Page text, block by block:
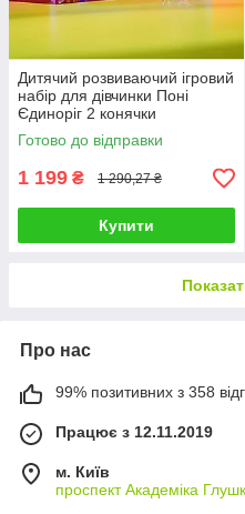
Дитячий розвиваючий ігровий
набір для дівчинки Поні
Єдиноріг 2 конячки
підсвічування звукові ефекти
аксесуари
Готово до відправки
1 199 ₴ 1 290,27 ₴
Купити
Про нас
99% позитивних з 358
Працює з 12.11.2019
м. Київ
проспект Академіка